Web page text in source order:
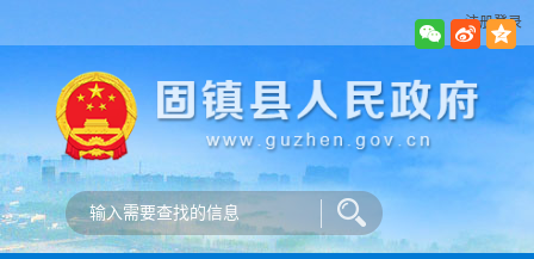
注册登录